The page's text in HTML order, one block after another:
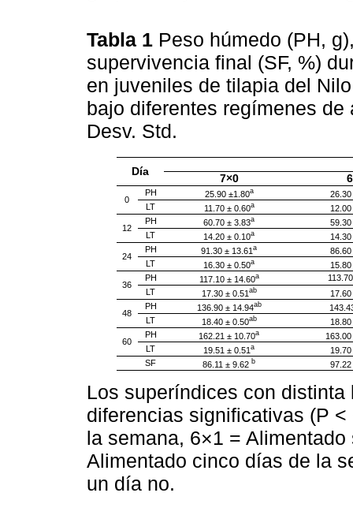
Tabla 1 Peso húmedo (PH,
supervivencia final (SF, %)
en juveniles de tilapia del
bajo diferentes regímenes
Desv. Std.
Día
7×0
0
PH 25.90 ±1.80a
LT
11.70 ± 0.60a
12
PH 60.70 ± 3.83a
LT
14.20 ± 0.10a
24
PH 91.30 ± 13.61 a
LT
16.30 ± 0.50a
36
PH 117.10 ± 14.60a
LT
17.30 ± 0.51 ab
48
PH 136.90 ± 14.94ab
LT
18.40 ± 0.50ab
60
PH 162.21 ± 10.70a
LT
19.51 ± 0.51 a
SF
86.11 ± 9.62 b
Los superíndices con
diferencias significativas (P
la semana, 6×1 =
Alimentado cinco días de la
un día no.